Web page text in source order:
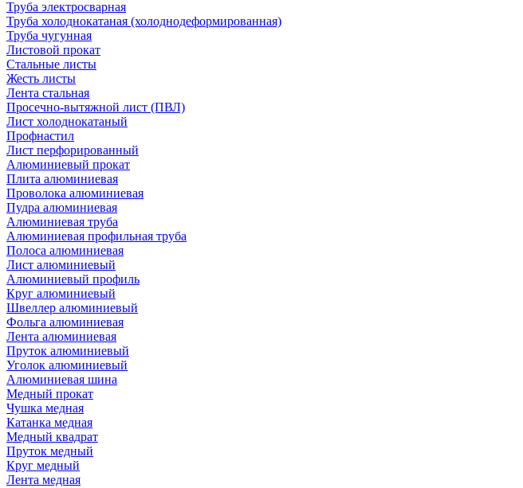
Труба электросварная
Труба холоднокатаная (холоднодеформированная)
Труба чугунная
Листовой прокат
Стальные листы
Жесть листы
Лента стальная
Просечно-вытяжной лист (ПВЛ)
Лист холоднокатаный
Профнастил
Лист перфорированный
Алюминиевый прокат
Плита алюминиевая
Проволока алюминиевая
Пудра алюминиевая
Алюминиевая труба
Алюминиевая профильная труба
Полоса алюминиевая
Лист алюминиевый
Алюминиевый профиль
Круг алюминиевый
Швеллер алюминиевый
Фольга алюминиевая
Лента алюминиевая
Пруток алюминиевый
Уголок алюминиевый
Алюминиевая шина
Медный прокат
Чушка медная
Катанка медная
Медный квадрат
Пруток медный
Круг медный
Лента медная